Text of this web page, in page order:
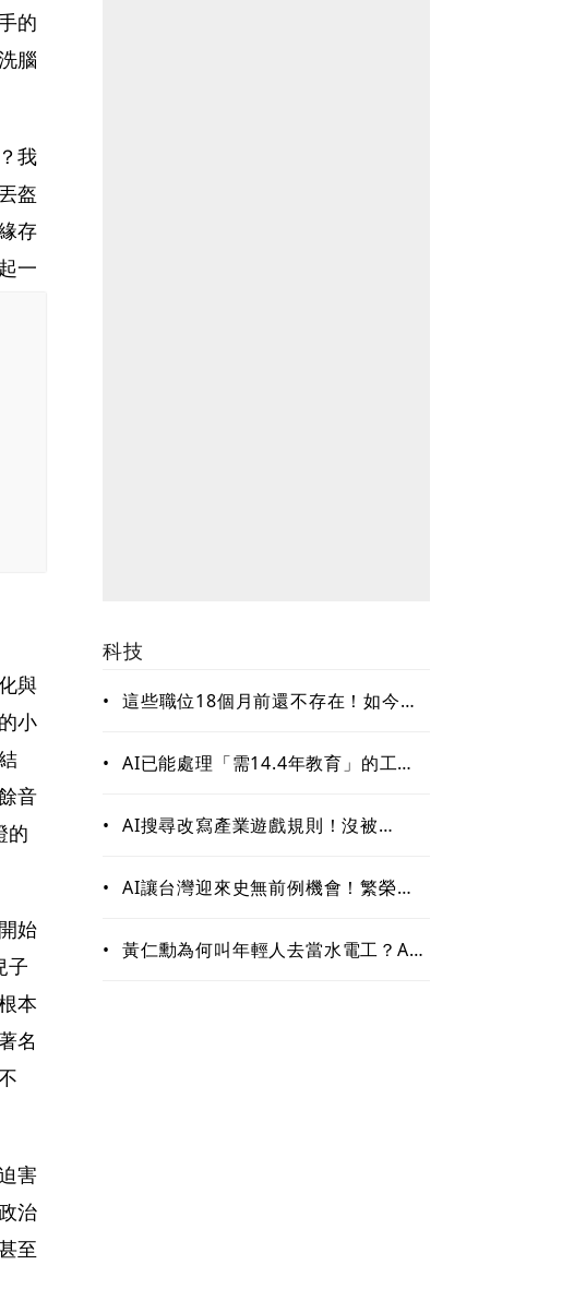
的
腦
我
盔
存
一
與
小
音
的
始
子
本
名
害
治
至
科技
• 這些職位18個月前還不存在！如今年
缺哪種人才？
• AI已能處理「需14.4年教育」的工
最值錢的是這些
• AI搜尋改寫產業遊戲規則！沒被
失」 品牌如何搶下話語權？
• AI讓台灣迎來史無前例機會！繁榮背
其衝
• 黃仁勳為何叫年輕人去當水電工？AI